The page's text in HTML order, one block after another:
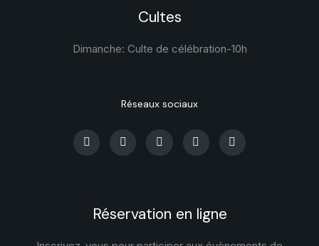
Cultes
Dimanche: Culte de célébration-10h
Réseaux sociaux
Réservation en ligne